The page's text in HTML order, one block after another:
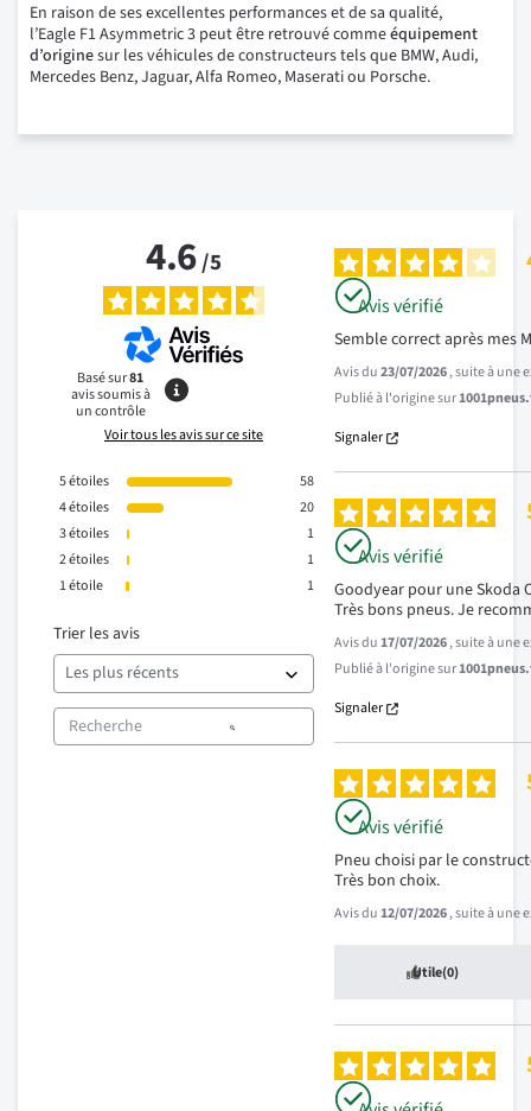
En raison de ses excellentes performances et de sa qualité,
l’Eagle F1 Asymmetric 3 peut être retrouvé commeéquipement
d’originesur les véhicules de constructeurs tels que BMW, Audi,
Mercedes Benz, Jaguar, Alfa Romeo, Maserati ou Porsche.
4.6/5
Basé sur81
avis soumis à
un contrôle
Voir tous les avis sur ce site
5étoiles
58
4étoiles
20
3étoiles
1
2étoiles
1
1étoile 1
Trier les avis
Avis vérifié
Semble correct après mes
Avis du23/07/2026, suite à une
Publié à l'origine sur
Signaler
Avis vérifié
Goodyear pour une Skoda
Très bons pneus. Je
Avis du17/07/2026, suite à une
Publié à l'origine sur
Signaler
Avis vérifié
Pneu choisi par le
Très bon choix.
Avis du12/07/2026, suite à une
Utile(0)